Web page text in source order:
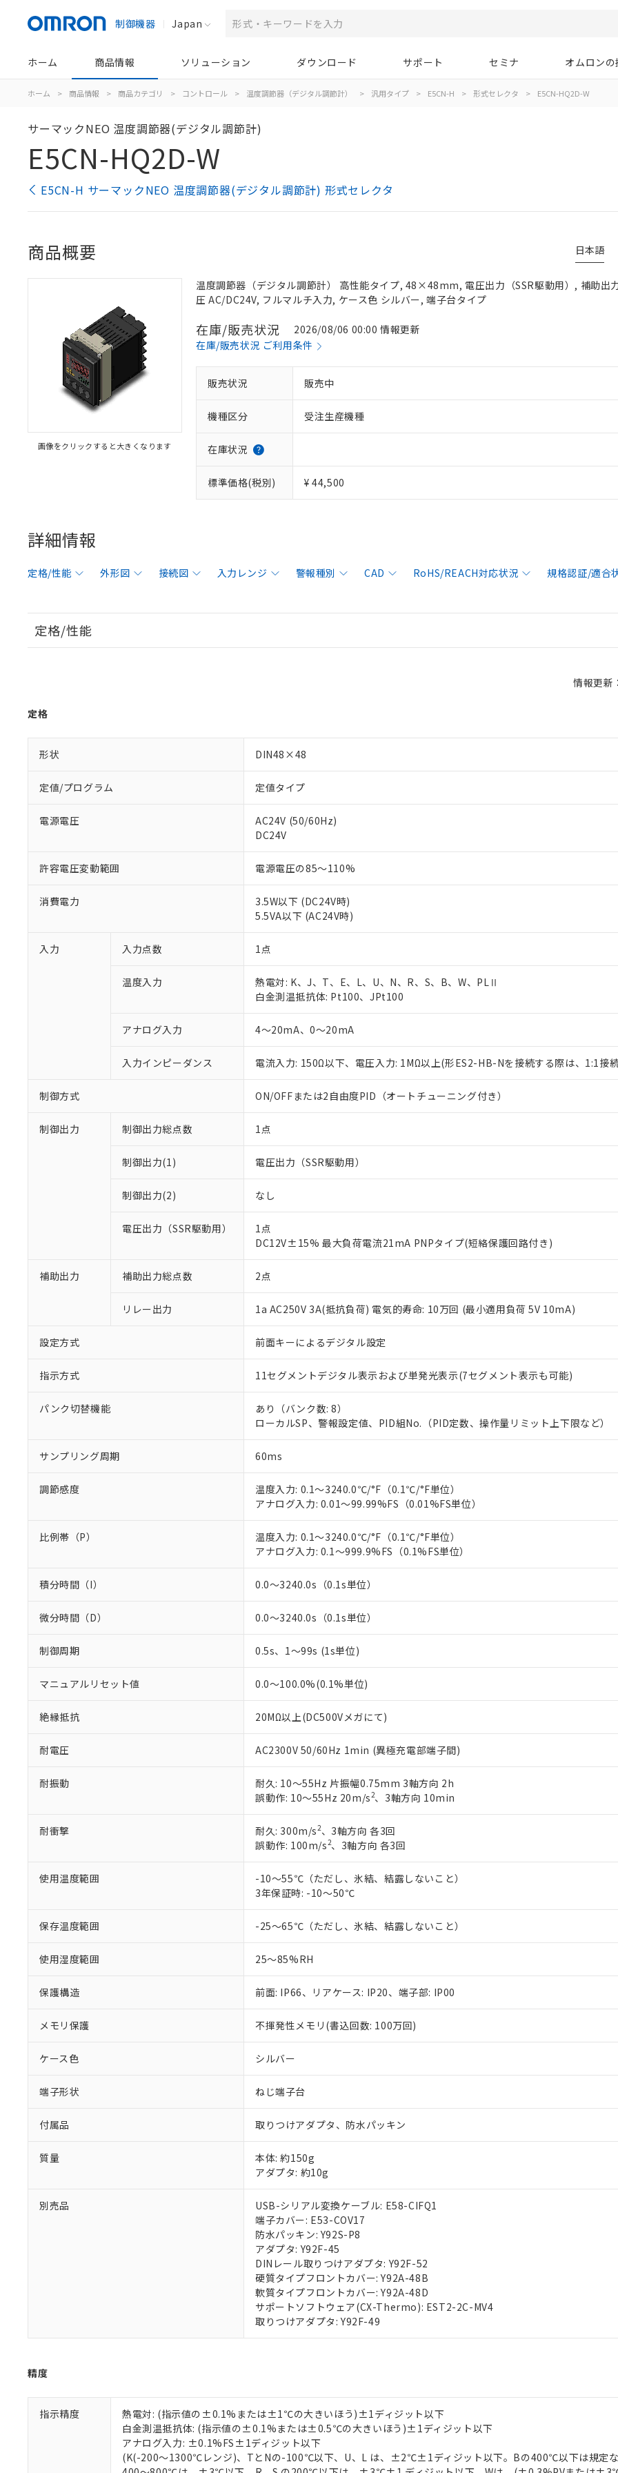
制御機器 Japan
ホーム 商品情報 ソリューション ダウンロード サポート セミナ オムロン
ホーム > 商品情報 > 商品カテゴリ > コントロール > 温度調節器（デジタル調節計） > 汎用タイプ > E5CN-H > 形式セレクタ > E5CN-HQ2D-W
サーマックNEO 温度調節器(デジタル調節計)
E5CN-HQ2D-W
E5CN-H サーマックNEO 温度調節器(デジタル調節計) 形式セレクタ
日本語
商品概要
画像をクリックすると大きくなります
温度調節器（デジタル調節計） 高性能タイプ, 48×48mm, 電圧出力（SSR駆動用）, 補助出
圧 AC/DC24V, フルマルチ入力, ケース色 シルバー, 端子台タイプ
在庫/販売状況
2026/08/06 00:00 情報更新
在庫/販売状況 ご利用条件
販売状況 販売中
機種区分 受注生産機種
在庫状況
標準価格(税別) ¥ 44,500
詳細情報
定格/性能 外形図 接続図 入力レンジ 警報種別 CAD RoHS/REACH対応状況 規格認証/適合
定格/性能
情報更
定格
形状 DIN48×48
定値/プログラム 定値タイプ
電源電圧
AC24V (50/60Hz)
DC24V
許容電圧変動範囲 電源電圧の85～110%
消費電力
3.5W以下 (DC24V時)
5.5VA以下 (AC24V時)
入力 入力点数 1点
温度入力
熱電対: K、J、T、E、L、U、N、R、S、B、W、PLⅡ
白金測温抵抗体: Pt100、JPt100
アナログ入力 4～20mA、0～20mA
入力インピーダンス 電流入力: 150Ω以下、電圧入力: 1MΩ以上(形ES2-HB-Nを接続する際は、1:1接
制御方式 ON/OFFまたは2自由度PID（オートチューニング付き）
制御出力 制御出力総点数 1点
制御出力(1) 電圧出力（SSR駆動用）
制御出力(2) なし
電圧出力（SSR駆動用）
1点
DC12V±15% 最大負荷電流21mA PNPタイプ(短絡保護回路付き)
補助出力 補助出力総点数 2点
リレー出力 1a AC250V 3A(抵抗負荷) 電気的寿命: 10万回 (最小適用負荷 5V 10mA)
設定方式 前面キーによるデジタル設定
指示方式 11セグメントデジタル表示および単発光表示(7セグメント表示も可能)
パンク切替機能
あり（バンク数: 8）
ローカルSP、警報設定値、PID組No.（PID定数、操作量リミット上下限など）
サンプリング周期 60ms
調節感度
温度入力: 0.1～3240.0℃/°F（0.1℃/°F単位）
アナログ入力: 0.01～99.99%FS（0.01%FS単位）
比例帯（P）
温度入力: 0.1～3240.0℃/°F（0.1℃/°F単位）
アナログ入力: 0.1～999.9%FS（0.1%FS単位）
積分時間（I） 0.0～3240.0s（0.1s単位）
微分時間（D） 0.0～3240.0s（0.1s単位）
制御周期 0.5s、1～99s (1s単位)
マニュアルリセット値 0.0～100.0%(0.1%単位)
絶縁抵抗 20MΩ以上(DC500Vメガにて)
耐電圧 AC2300V 50/60Hz 1min (異極充電部端子間)
耐振動
耐久: 10～55Hz 片振幅0.75mm 3軸方向 2h
誤動作: 10～55Hz 20m/s2、3軸方向 10min
耐衝撃 耐久: 300m/s2、3軸方向 各3回
誤動作: 100m/s2、3軸方向 各3回
使用温度範囲
-10～55℃（ただし、氷結、結露しないこと）
3年保証時: -10～50℃
保存温度範囲 -25～65℃（ただし、氷結、結露しないこと）
使用湿度範囲 25～85%RH
保護構造 前面: IP66、リアケース: IP20、端子部: IP00
メモリ保護 不揮発性メモリ(書込回数: 100万回)
ケース色 シルバー
端子形状 ねじ端子台
付属品 取りつけアダプタ、防水パッキン
質量
本体: 約150g
アダプタ: 約10g
別売品
USB-シリアル変換ケーブル: E58-CIFQ1
端子カバー: E53-COV17
防水パッキン: Y92S-P8
アダプタ: Y92F-45
DINレール取りつけアダプタ: Y92F-52
硬質タイプフロントカバー: Y92A-48B
軟質タイプフロントカバー: Y92A-48D
サポートソフトウェア(CX-Thermo): EST2-2C-MV4
取りつけアダプタ: Y92F-49
精度
指示精度
熱電対: (指示値の±0.1%または±1℃の大きいほう)±1ディジット以下
白金測温抵抗体: (指示値の±0.1%または±0.5℃の大きいほう)±1ディジット以下
アナログ入力: ±0.1%FS±1ディジット以下
(K(-200～1300℃レンジ)、TとNの-100℃以下、U、L は、±2℃±1ディジット以下。Bの400℃以下は規定
ご利用条件
以下の条件をお読みいただき、同意のうえご利用ください。
本サービスは、当社制御機器事業取扱商品の当社在庫状況および標準価格(税抜)を
くものです。
当社制御機器事業取扱商品の中には、本サービスの対象外となる商品もあること
のであり、閲覧された時点での実際の在庫および標準価格とは異なる場合がある
い。
正式な納期状況および標準価格はお客様のお取引先、またはお客様担当のオムロン
当社販売員にご相談ください。
オムロン制御機器販売店や当社販売拠点は「販売ネットワーク
」をご確認くだ
在庫状況および標準価格結果を当社の事前の承諾なく第三者に漏洩または開示し
ている必要があります。
お客様が当ウェブサイト上で当社にご登録された部品リストについて、当社および
が、当社の製品・サービスに関するお客様との取引・商談に必要な範囲で利用す
さい。
※当社の共同利用者とは、"個人情報の共同利用に関して"
※1 対応状況
対応予定：EU RoHS指令（10物質）の非含有に対応した製品に切り替える予定のある商
対応予定なし：EU RoHS指令（10物質）の非含有に非対応の商品で、対応品を出す予
調査・確認中：EU RoHS指令（10物質）の非含有の対応状況を調査中または確認中の商
非該当品：ライセンス料など無形物で、有害物質有無と関係のない商品です。
仕入先様の事情により、非含有部品としていたものが、含有品と判明した場合などやむ
があります。
*EU RoHS指令（10物質）：
鉛(Pb) 1000ppm以下、 水銀(Hg) 1000ppm以下、 カドミウム(Cd) 100ppm以下、
六価クロム(Cr(Ⅵ)) 1000ppm以下、ポリ臭化ビフェニル類(PBB) 1000ppm以下、ポリ臭化ジフェニルエーテル類
ル（DBP） 1000ppm以下、フタル酸ジイソブチル (DIBP) 1000ppm以下
但し、RoHS指令で産業用監視および制御機器に対する適用除外項目は除く。
フタル酸エステル類の４物質については閾値を超える意図的な使用がないことを確認しています。
※2 対応予定月
部品在庫の切り替え状況などにより、予定月が前後することがあります。
※3 非含有証明書ダウンロード
下記の非含有証明書をダウンロードすることができます。
EU RoHS指令（10物質）の非含有証明書
51物質の非含有証明書（当社基準）
※本証明書は発行日時点で非含有を証明するもので、過去に遡って非含有を証明するも
混在することから備考欄に対応日を記載しておりました。
既に当社にて対応品への在庫切替を完了していることから、特段のことがない限り、
り割愛しております。
「○」：最大均質材料含有率が中国RoHSの基準値以下であることを示します。
「×」：最大均質材料含有率が中国RoHSの基準値を超えていることを示します。
「－」：未確認です。当社販売部門へお問い合わせください。
*中国RoHS10物質の基準値 (GB/T26572)：
Pb(鉛) :1000ppm、 Hg(水銀) : 1000ppm、 Cd(カドミウム) : 100ppm、
Cr(Ⅵ)(六価クロム) : 1000ppm、 PBBs(ポリ臭化ビフェニル類) : 1000ppm、 PBDEs(ポリ臭化ジフェニルエーテ
DBP(フタル酸ジブチル) : 1000ppm、 DIBP(フタル酸ジイソブチル) : 1000ppm、 BBP(フタル酸ブチルベンジル)
※2 環境保護使用期限
「ｅ」：有害物質（10物質）のすべてが基準値以下であることを示します。
「10」：通常の使用状況下において有害物質が外部に漏えいし、環境に深刻な影響を及
当社は、これら貴社製品のうち、外国為替および外国貿易法に定める商品（以下｢
う）を輸出または国外への提供する場合は、日本国政府の輸出許可(または役務取
などの必要な手続きをとります。
ます。
当社は貴社製品を、核兵器、ミサイル、化学兵器、生物兵器またはその他武器並
置等に一切使用いたしません。
当社は、貴社製品を第三者に販売する場合は、上記1、2および3の内容を当該第三
また当社は、販売先および販売に係わる関係者が違法に輸出するおそれがある場合
たしません。
説明
一定数以上の在庫あり
一定数には満たないが在庫あり
在庫なし(最新の在庫状況については、お客様のお取引先、またはお客様担当
機器販売店・当社販売員にご確認ください)
受注生産機種、また在庫状況の情報を公開していない機種